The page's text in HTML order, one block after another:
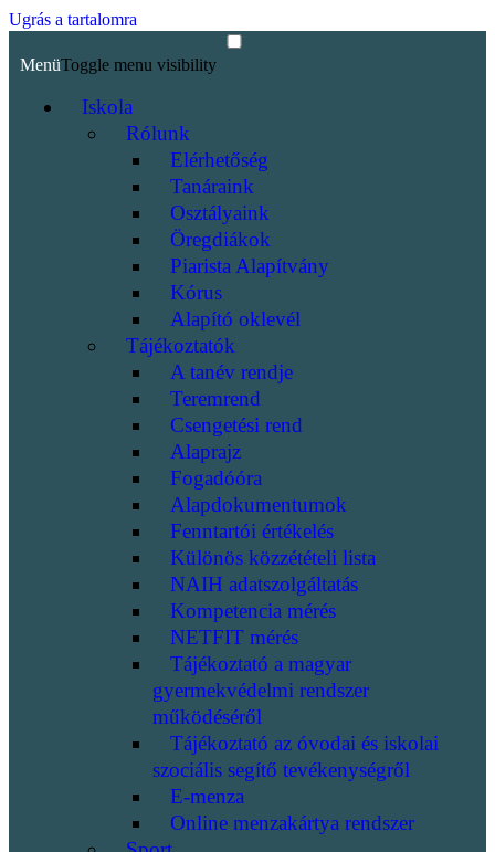
Ugrás a tartalomra
MenüToggle menu visibility
Iskola
Rólunk
Elérhetőség
Tanáraink
Osztályaink
Öregdiákok
Piarista Alapítvány
Kórus
Alapító oklevél
Tájékoztatók
A tanév rendje
Teremrend
Csengetési rend
Alaprajz
Fogadóóra
Alapdokumentumok
Fenntartói értékelés
Különös közzétételi lista
NAIH adatszolgáltatás
Kompetencia mérés
NETFIT mérés
Tájékoztató a magyar
gyermekvédelmi rendszer
működéséről
Tájékoztató az óvodai és iskolai
szociális segítő tevékenységről
E-menza
Online menzakártya rendszer